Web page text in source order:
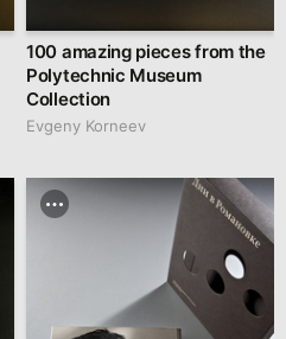
100 amazing pieces from the
Polytechnic Museum
Collection
Evgeny Korneev